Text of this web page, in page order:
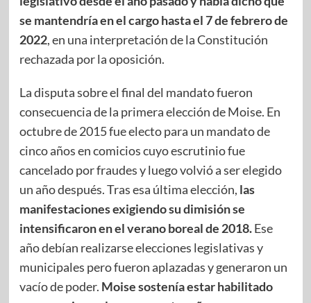
se mantendría en el cargo hasta el 7 de febrero de
2022, en una interpretación de la Constitución
rechazada por la oposición.
La disputa sobre el final del mandato fueron
consecuencia de la primera elección de Moise. En
octubre de 2015 fue electo para un mandato de
cinco años en comicios cuyo escrutinio fue
cancelado por fraudes y luego volvió a ser elegido
un año después. Tras esa última elección, las
manifestaciones exigiendo su dimisión se
intensificaron en el verano boreal de 2018.Ese
año debían realizarse elecciones legislativas y
municipales pero fueron aplazadas y generaron un
vacío de poder. Moise sostenía estar habilitado